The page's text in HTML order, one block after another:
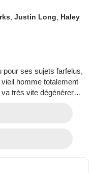
,Justin Long
Haley
pour ses sujets farfelus,
homme totalement
très vite dégénérer…